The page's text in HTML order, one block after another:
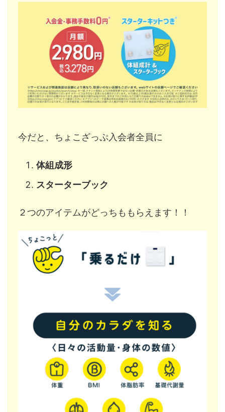
今だと、ちょこざっぷ入会者全員に
体組成形
スターターブック
２つのアイテムがどっちももらえます！！